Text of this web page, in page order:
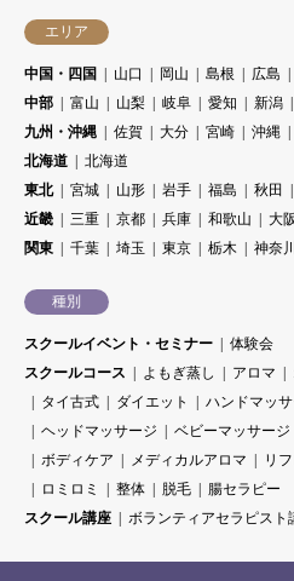
エリア
中国・四国 山口 岡山 島根 広島
中部
富山 山梨 岐阜 愛知 新潟
九州・沖縄
佐賀 大分 宮崎 沖縄
北海道
北海道
東北
宮城 山形 岩手 福島 秋田
近畿
三重 京都 兵庫 和歌山 大
関東
千葉 埼玉 東京 栃木 神奈川
種別
スクールイベント・セミナー
体験会
スクールコース
よもぎ蒸し アロマ
タイ古式
ダイエット ハンドマッ
ヘッドマッサージ
ベビーマッサージ
ボディケア
メディカルアロマ リ
ロミロミ
整体 脱毛
腸セラピー
スクール講座
ボランティアセラピスト